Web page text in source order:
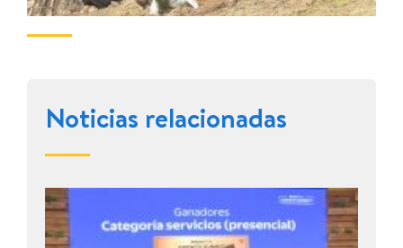
Noticias relacionadas